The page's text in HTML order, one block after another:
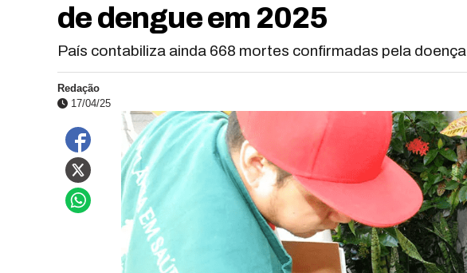
de dengue em 2025
País contabiliza ainda 668 mortes confirmadas pela doença
Redação
17/04/25